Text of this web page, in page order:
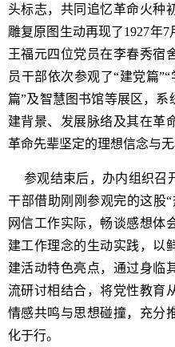
头标志，共同追忆革命火种
雕复原图生动再现了1927年7
王福元四位党员在李春秀宿
员干部依次参观了“建党篇
篇”及智慧图书馆等展区，系
建背景、发展脉络及其在革
革命先辈坚定的理想信念与无
参观结束后，办内组织召
干部借助刚刚参观完的这股
网信工作实际，畅谈感想体
建工作理念的生动实践，以
建活动特色亮点，通过身临
流研讨相结合，将党性教育
情感共鸣与思想碰撞，充分
化于行。